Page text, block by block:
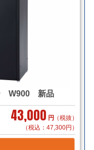
W900 新品
43,000 円 （税抜）
（税込：47,300円）